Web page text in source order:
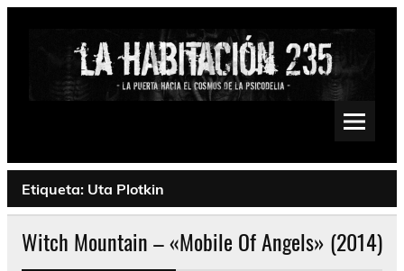
Saltar
Psychedelic, Stoner, Doom, Sludge, Fuzz, Space, Drone
Etiqueta: Uta Plotkin
Witch Mountain – «Mobile Of Angels» (2014)